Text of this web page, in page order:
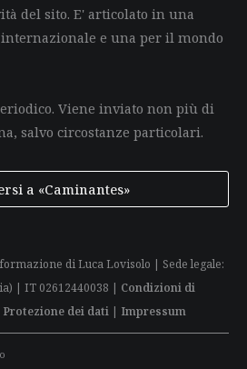
del sito. E' articolato in una
e una per il mondo
Viene inviato non più di
salvo circostanze particolari.
a «Caminantes»
di Luca Lovisolo | Sede legale:
| IT 02612440038 | Condizioni di
Protezione dei dati | Impressum